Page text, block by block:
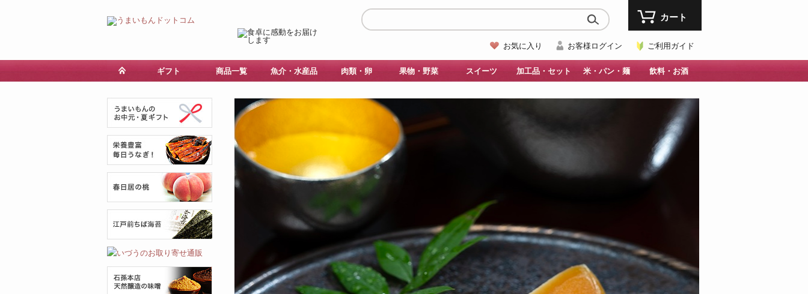
お気に入り お客様ログイン ご利用ガイド
カート
ギフト 商品一覧 魚介・水産品 肉類・卵 果物・野菜 スイーツ 加工品・セット 米・パン・麺 飲料・お酒